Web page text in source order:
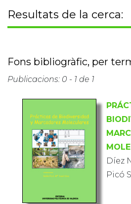
Resultats de la cerca:
Fons bibliogràfic, per
Publicacions: 0 - 1 de 1
Díez
Picó